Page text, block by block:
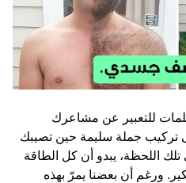
للتعبير عن مشاعرك
تركيب جملة سليمة حين تصيبك
اللحظة، يبدو أن كل الطاقة
ورغم أن بعضنا يمرّ بهذه